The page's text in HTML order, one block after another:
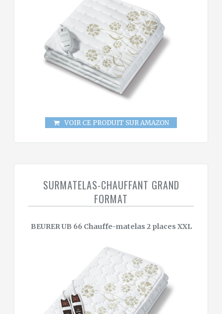
VOIR CE PRODUIT SUR AMAZON
SURMATELAS-CHAUFFANT GRAND
FORMAT
BEURER UB 66 Chauffe-matelas 2 places XXL